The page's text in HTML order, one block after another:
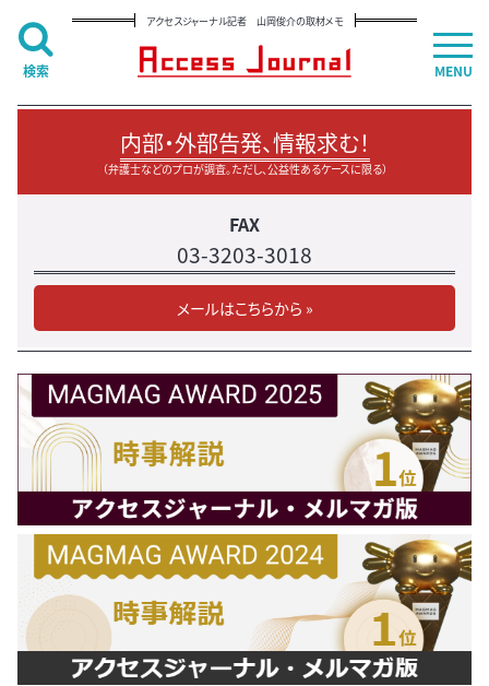
アクセスジャーナル記者 山岡俊介の取材メモ
内部・外部告発、情報求む！
（弁護士などのプロが調査。ただし、公益性あるケースに限る）
FAX
03-3203-3018
メールはこちらから »
MENU
検索